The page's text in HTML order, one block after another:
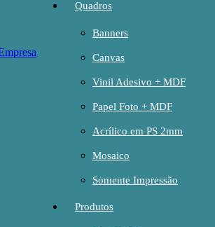
Quadros
Banners
Canvas
Vinil Adesivo + MDF
Papel Foto + MDF
Acrílico em PS 2mm
Mosaico
Somente Impressão
Produtos